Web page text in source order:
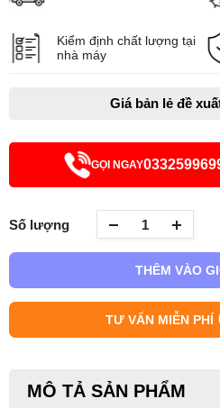
Kiểm định chất lượng tại
nhà máy
Giá bản lẻ đề
GỌI NGAY
Số lượng
THÊM VÀO
TƯ VẤN MIỄN PHÍ
MÔ TẢ SẢN PHẨM